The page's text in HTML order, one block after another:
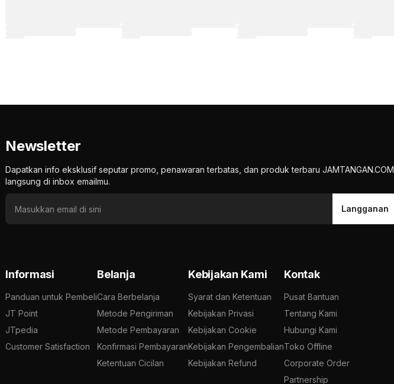
Newsletter
Dapatkan info eksklusif seputar promo, penawaran terbatas, dan produk terbaru JAMTANGAN.COM
langsung di inbox emailmu.
Langganan
Informasi
Panduan untuk Pembeli
JT Point
JTpedia
Customer Satisfaction
Belanja
Cara Berbelanja
Metode Pengiriman
Metode Pembayaran
Konfirmasi Pembayaran
Ketentuan Cicilan
Kebijakan Kami
Syarat dan Ketentuan
Kebijakan Privasi
Kebijakan Cookie
Kebijakan Pengembalian
Kebijakan Refund
Kontak
Pusat Bantuan
Tentang Kami
Hubungi Kami
Toko Offline
Corporate Order
Partnership